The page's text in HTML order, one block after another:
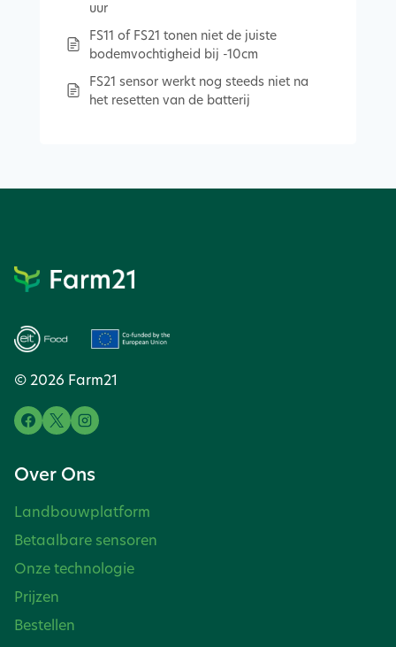
uur
FS11 of FS21 tonen niet de juiste
bodemvochtigheid bij -10cm
FS21 sensor werkt nog steeds niet na
het resetten van de batterij
© 2026 Farm21
Over Ons
Landbouwplatform
Betaalbare sensoren
Onze technologie
Prijzen
Bestellen